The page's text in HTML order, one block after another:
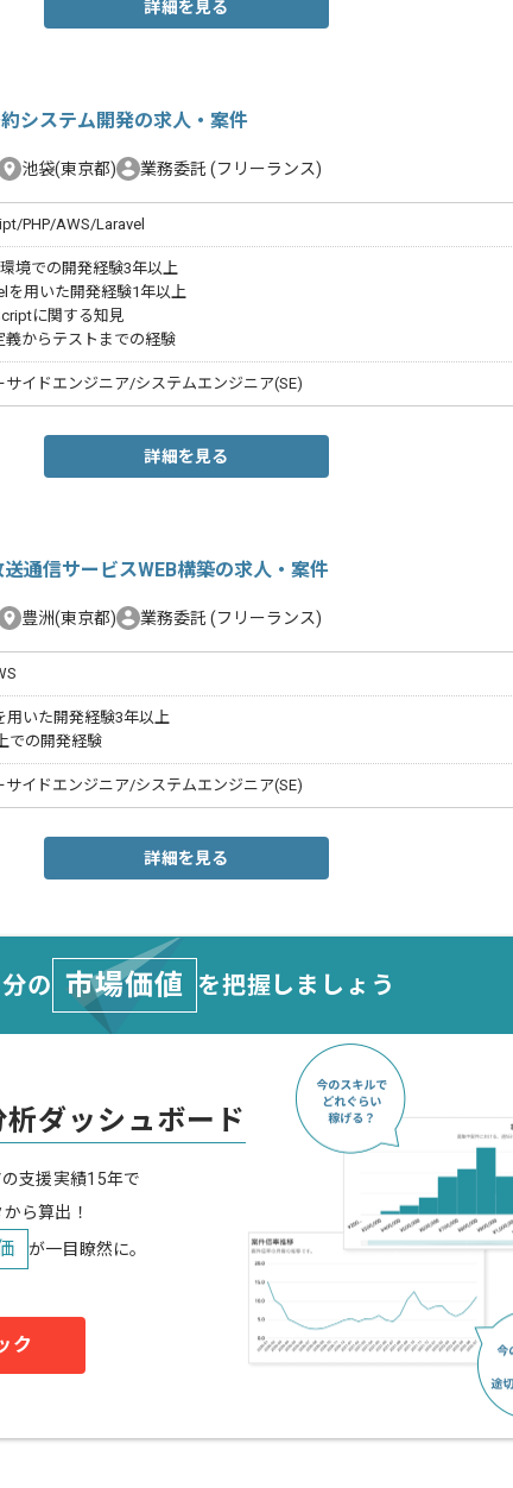
詳細を見る
約システム開発の求人・案件
池袋(東京都) 業務委託 (フリーランス)
PHP/AWS/Laravel
環境での開発経験3年以上
を用いた開発経験1年以上
に関する知見
義からテストまでの経験
サイドエンジニア/システムエンジニア(SE)
詳細を見る
送通信サービスWEB構築の求人・案件
豊洲(東京都) 業務委託 (フリーランス)
用いた開発経験3年以上
での開発経験
サイドエンジニア/システムエンジニア(SE)
詳細を見る
の 市場価値 を把握しましょう
ダッシュボード
支援実績15年で
ら算出！
が一目瞭然に。
ク